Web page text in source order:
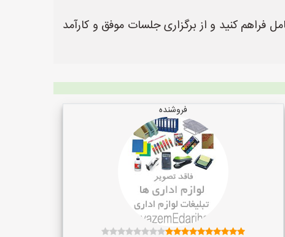
فراهم کنید و از برگزاری جلسات موفق و کارآمد
فروشنده